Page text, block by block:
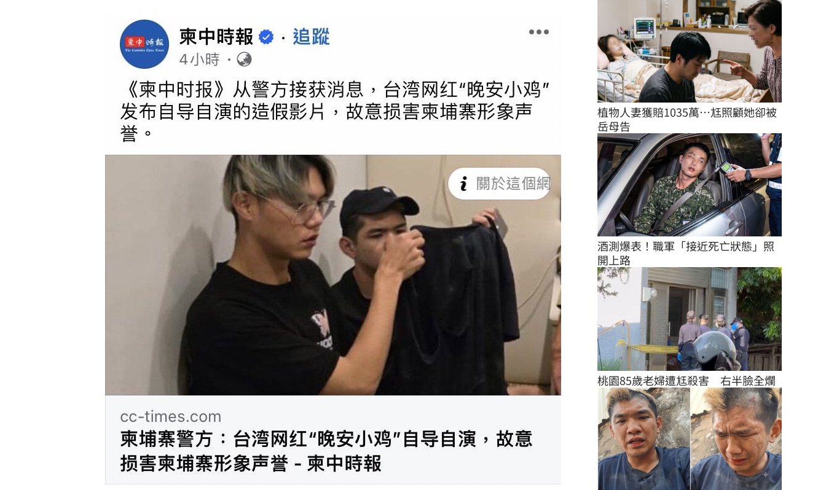
植物人妻獲賠1035萬…尪照顧她卻被
岳母告
酒測爆表！職軍「接近死亡狀態」照
開上路
桃園85歲老婦遭尪殺害　右半臉全爛